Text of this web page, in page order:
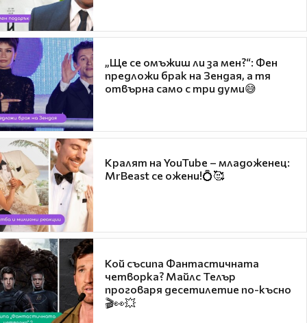
„Ще се омъжиш ли за мен?“: Фен
предложи брак на Зендая, а тя
отвърна само с три думи😅
Кралят на YouTube – младоженец:
MrBeast се ожени!💍🥰
Кой съсипа Фантастичната
четворка? Майлс Телър
проговаря десетилетие по-късно
🎬👀💥